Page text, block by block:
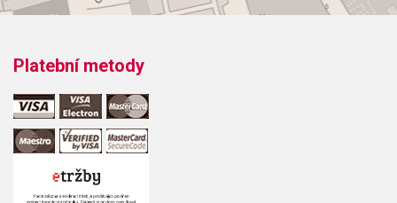
Platební metody